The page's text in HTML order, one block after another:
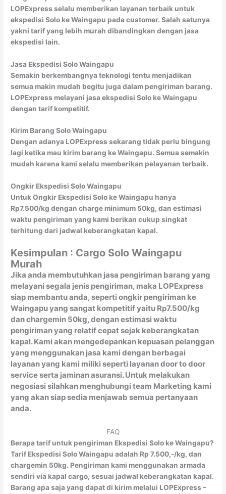
LOPExpress selalu memberikan layanan terbaik untuk
ekspedisi Solo ke Waingapu pada customer. Salah satunya
yakni tarif yang lebih murah dibandingkan dengan jasa
ekspedisi lain.
Jasa Ekspedisi Solo Waingapu
Semakin berkembangnya teknologi tentu menjadikan
semua makin mudah begitu juga dalam pengiriman barang.
LOPExpress melayani jasa ekspedisi Solo ke Waingapu
dengan tarif kompetitif.
Kirim Barang Solo Waingapu
Dengan adanya LOPExpress sekarang tidak perlu bingung
lagi ketika mau kirim barang ke Waingapu. Semua semakin
mudah karena kami selalu memberikan pelayanan terbaik.
Ongkir Ekspedisi Solo Waingapu
Untuk Ongkir Ekspedisi Solo ke Waingapu hanya
Rp7.500/kg dengan charge minimum 50kg, dan estimasi
waktu pengiriman yang kami berikan cukup singkat
terhitung dari jadwal keberangkatan kapal.
Kesimpulan : Cargo Solo Waingapu
Murah
Jika anda membutuhkan jasa pengiriman barang yang
melayani segala jenis pengiriman, maka LOPExpress
siap membantu anda, seperti ongkir pengiriman ke
Waingapu yang sangat kompetitif yaitu Rp7.500/kg
dan chargemin 50kg, dengan estimasi waktu
pengiriman yang relatif cepat sejak keberangkatan
kapal. Kami akan mengedepankan kepuasan pelanggan
yang menggunakan jasa kami dengan berbagai
layanan yang kami miliki seperti layanan door to door
service serta jaminan asuransi. Untuk melakukan
negosiasi silahkan menghubungi team Marketing kami
yang akan siap sedia menjawab semua pertanyaan
anda.
FAQ
Berapa tarif untuk pengiriman Ekspedisi Solo ke Waingapu?
Tarif Ekspedisi Solo Waingapu adalah Rp 7.500,-/kg, dan
chargemin 50kg. Pengiriman kami menggunakan armada
sendiri via kapal cargo, sesuai jadwal keberangkatan kapal.
Barang apa saja yang dapat di kirim melalui LOPExpress –